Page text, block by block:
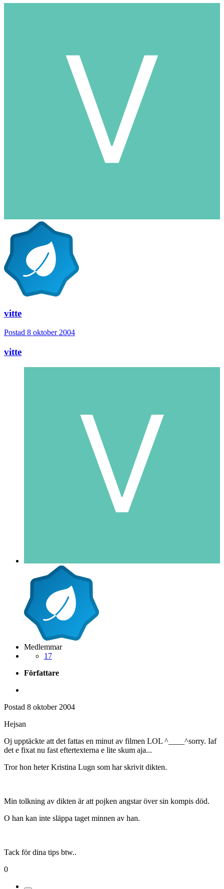
vitte
Postad 8 oktober 2004
vitte
Medlemmar
17
Författare
Postad 8 oktober 2004
Hejsan
Oj upptäckte att det fattas en minut av filmen LOL ^____^sorry. Iaf
det e fixat nu fast eftertexterna e lite skum aja...
Tror hon heter Kristina Lugn som har skrivit dikten.
Min tolkning av dikten är att pojken angstar över sin kompis död.
O han kan inte släppa taget minnen av han.
Tack för dina tips btw..
0